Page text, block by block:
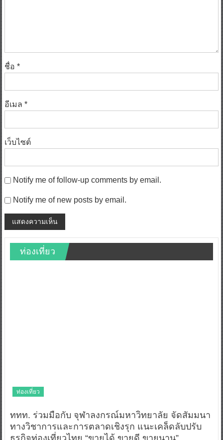
ชื่อ*
อีเมล*
เว็บไซต์
Notify me of follow-up comments by email.
ท่องเที่ยว
ทางวิชาการและการตลาดเชิงรุก แนะเคล็ดลับปรับ
ธุรกิจท่องเที่ยวไทย “ขายได้ ขายดี ขายนาน”